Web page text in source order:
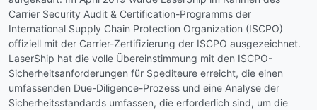
Carrier Security Audit & Certification-Programms der
International Supply Chain Protection Organization (ISCPO)
offiziell mit der Carrier-Zertifizierung der ISCPO ausgezeichnet.
LaserShip hat die volle Übereinstimmung mit den ISCPO-
Sicherheitsanforderungen für Spediteure erreicht, die einen
umfassenden Due-Diligence-Prozess und eine Analyse der
Sicherheitsstandards umfassen, die erforderlich sind, um die